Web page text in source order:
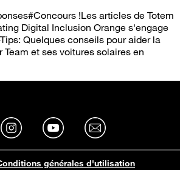
!Les articles de Totem
Digital Inclusion Orange s'engage
Quelques conseils pour aider la
Team et ses voitures solaires en
générales d'utilisation